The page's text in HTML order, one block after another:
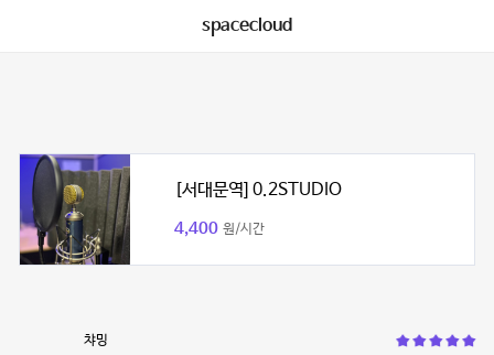
spacecloud
[서대문역] 0.2STUDIO
4,400 원/시간
챠밍